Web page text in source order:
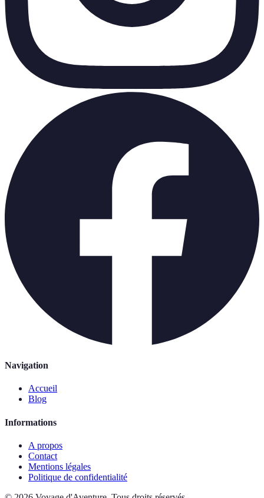
Navigation
Accueil
Blog
Informations
A propos
Contact
Mentions légales
Politique de confidentialité